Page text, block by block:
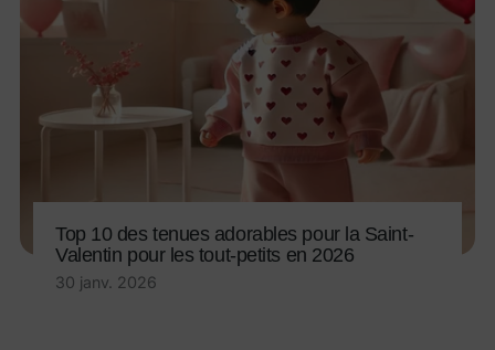
Top 10 des tenues adorables pour la Saint-
Valentin pour les tout-petits en 2026
30 janv. 2026